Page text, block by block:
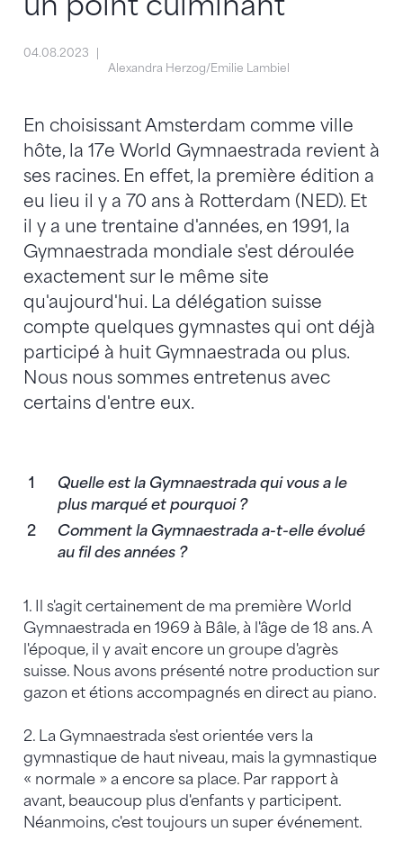
04.08.2023
Alexandra Herzog/Emilie Lambiel
En choisissant Amsterdam comme ville
hôte, la 17e World Gymnaestrada revient à
ses racines. En effet, la première édition a
eu lieu il y a 70 ans à Rotterdam (NED). Et
il y a une trentaine d'années, en 1991, la
Gymnaestrada mondiale s'est déroulée
exactement sur le même site
qu'aujourd'hui. La délégation suisse
compte quelques gymnastes qui ont déjà
participé à huit Gymnaestrada ou plus.
Nous nous sommes entretenus avec
certains d'entre eux.
Quelle est la Gymnaestrada qui vous a le
plus marqué et pourquoi ?
Comment la Gymnaestrada a-t-elle évolué
au fil des années ?
1. Il s'agit certainement de ma première World
Gymnaestrada en 1969 à Bâle, à l'âge de 18 ans. A
l'époque, il y avait encore un groupe d'agrès
suisse. Nous avons présenté notre production sur
gazon et étions accompagnés en direct au piano.
2. La Gymnaestrada s'est orientée vers la
gymnastique de haut niveau, mais la gymnastique
« normale » a encore sa place. Par rapport à
avant, beaucoup plus d'enfants y participent.
Néanmoins, c'est toujours un super événement.